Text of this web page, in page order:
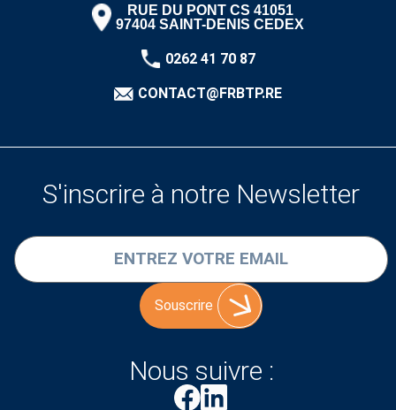
RUE DU PONT CS 41051
97404 SAINT-DENIS CEDEX
0262 41 70 87
CONTACT@FRBTP.RE
S'inscrire à notre Newsletter
Souscrire
Nous suivre :